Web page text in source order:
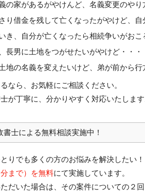
の家があるがやけんど、名義変更のやり
り借金を残して亡くなったがやけど、自
き、自分が亡くなったら相続争いがおこ
長男に土地をつがせたいがやけど・・・
地の名義を変えたいけど、弟が前から行
なら、お気軽にご相談ください。
が丁寧に、分かりやすく対応いたします
書士による無料相談実施中！
りでも多くの方のお悩みを解決したい！
まで）を無料にて実施しています。
だいた場合は、その案件についての２回